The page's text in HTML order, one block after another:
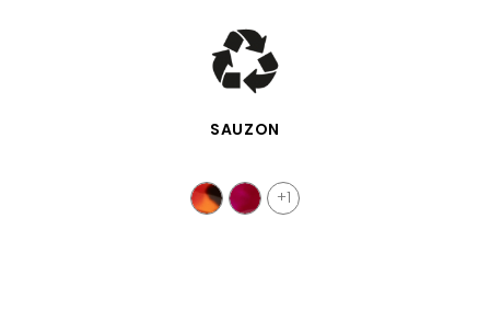
SCHNELLANSICHT
SAUZON
+1